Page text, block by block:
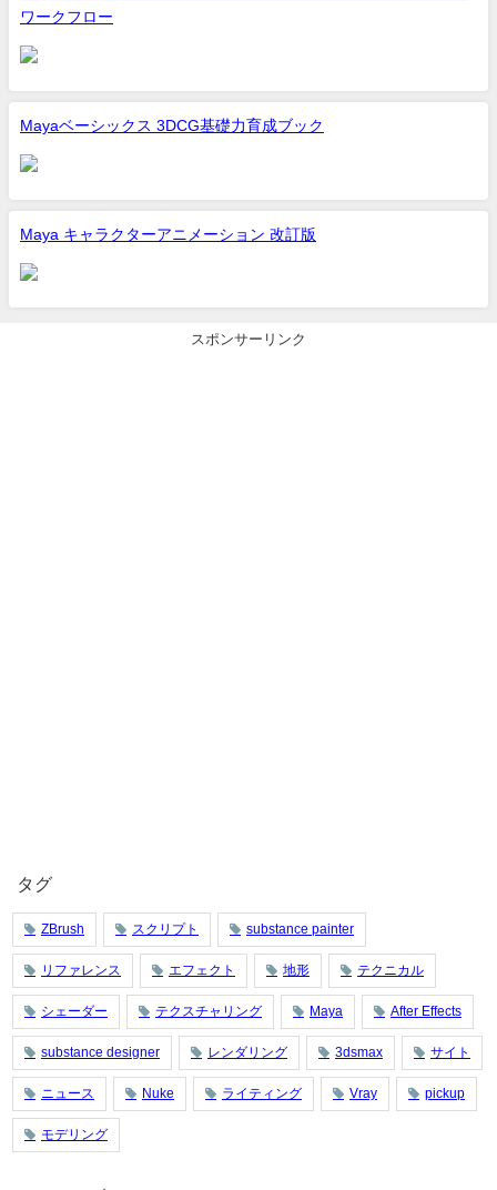
ワークフロー
Mayaベーシックス 3DCG基礎力育成ブック
Maya キャラクターアニメーション 改訂版
スポンサーリンク
タグ
ZBrush スクリプト substance painter
リファレンス エフェクト 地形 テクニカル
シェーダー テクスチャリング Maya After Effects
substance designer レンダリング 3dsmax サイト
ニュース Nuke ライティング Vray pickup
モデリング